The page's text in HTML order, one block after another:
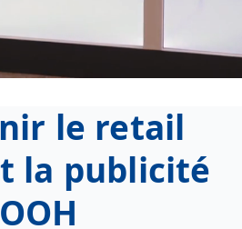
le retail
la publicité
OOH